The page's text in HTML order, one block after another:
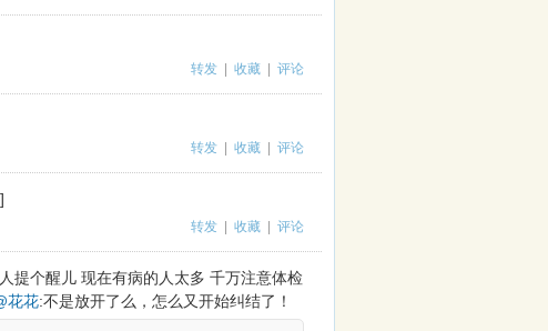
转发 收藏 评论
转发 收藏 评论
转发 收藏 评论
提个醒儿 现在有病的人太多 千万注意体检
花花:不是放开了么，怎么又开始纠结了！